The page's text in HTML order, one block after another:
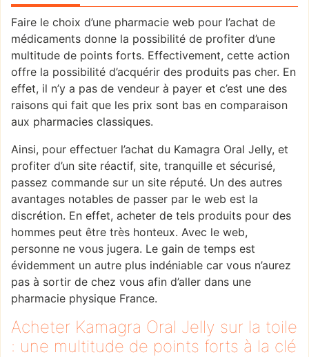
Faire le choix d’une pharmacie web pour l’achat de
médicaments donne la possibilité de profiter d’une
multitude de points forts. Effectivement, cette action
offre la possibilité d’acquérir des produits pas cher. En
effet, il n’y a pas de vendeur à payer et c’est une des
raisons qui fait que les prix sont bas en comparaison
aux pharmacies classiques.
Ainsi, pour effectuer l’achat du Kamagra Oral Jelly, et
profiter d’un site réactif, site, tranquille et sécurisé,
passez commande sur un site réputé. Un des autres
avantages notables de passer par le web est la
discrétion. En effet, acheter de tels produits pour des
hommes peut être très honteux. Avec le web,
personne ne vous jugera. Le gain de temps est
évidemment un autre plus indéniable car vous n’aurez
pas à sortir de chez vous afin d’aller dans une
pharmacie physique France.
Acheter Kamagra Oral Jelly sur la toile
: une multitude de points forts à la clé